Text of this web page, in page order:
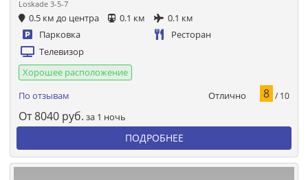
Loskade 3-5-7
0.5 км до центра 0.1 км
0.1 км
Парковка
Ресторан
Телевизор
Хорошее расположение
По отзывам
Отлично 8 / 10
От8040 руб. за 1 ночь
ПОДРОБНЕЕ